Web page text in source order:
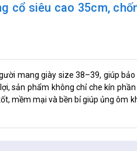
cổ siêu cao 35cm,
mang giày size 38–39, giúp
sản phẩm không chỉ che kín
mềm mại và bền bỉ giúp ủng ôm